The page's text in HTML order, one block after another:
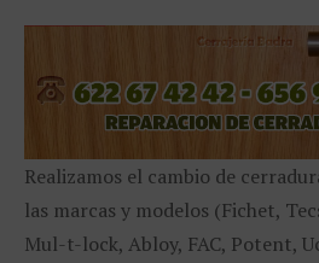
Realizamos el cambio de
las marcas y modelos (Fichet,
Mul-t-lock, Abloy, FAC, Potent,